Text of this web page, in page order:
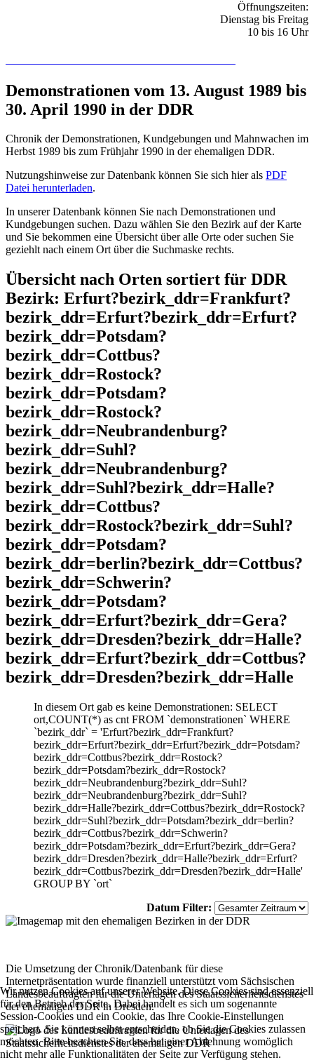
Öffnungszeiten:
Dienstag bis Freitag
10 bis 16 Uhr
Demonstrationen vom 13. August 1989 bis
30. April 1990 in der DDR
Chronik der Demonstrationen, Kundgebungen und Mahnwachen im
Herbst 1989 bis zum Frühjahr 1990 in der ehemaligen DDR.
Nutzungshinweise zur Datenbank können Sie sich hier als PDF
Datei herunterladen.
In unserer Datenbank können Sie nach Demonstrationen und
Kundgebungen suchen. Dazu wählen Sie den Bezirk auf der Karte
und Sie bekommen eine Übersicht über alle Orte oder suchen Sie
geziehlt nach einem Ort über die Suchmaske rechts.
Übersicht nach Orten sortiert für DDR
Bezirk: Erfurt?bezirk_ddr=Frankfurt?
bezirk_ddr=Erfurt?bezirk_ddr=Erfurt?
bezirk_ddr=Potsdam?
bezirk_ddr=Cottbus?
bezirk_ddr=Rostock?
bezirk_ddr=Potsdam?
bezirk_ddr=Rostock?
bezirk_ddr=Neubrandenburg?
bezirk_ddr=Suhl?
bezirk_ddr=Neubrandenburg?
bezirk_ddr=Suhl?bezirk_ddr=Halle?
bezirk_ddr=Cottbus?
bezirk_ddr=Rostock?bezirk_ddr=Suhl?
bezirk_ddr=Potsdam?
bezirk_ddr=berlin?bezirk_ddr=Cottbus?
bezirk_ddr=Schwerin?
bezirk_ddr=Potsdam?
bezirk_ddr=Erfurt?bezirk_ddr=Gera?
bezirk_ddr=Dresden?bezirk_ddr=Halle?
bezirk_ddr=Erfurt?bezirk_ddr=Cottbus?
bezirk_ddr=Dresden?bezirk_ddr=Halle
In diesem Ort gab es keine Demonstrationen: SELECT
ort,COUNT(*) as cnt FROM `demonstrationen` WHERE
`bezirk_ddr` = 'Erfurt?bezirk_ddr=Frankfurt?
bezirk_ddr=Erfurt?bezirk_ddr=Erfurt?bezirk_ddr=Potsdam?
bezirk_ddr=Cottbus?bezirk_ddr=Rostock?
bezirk_ddr=Potsdam?bezirk_ddr=Rostock?
bezirk_ddr=Neubrandenburg?bezirk_ddr=Suhl?
bezirk_ddr=Neubrandenburg?bezirk_ddr=Suhl?
bezirk_ddr=Halle?bezirk_ddr=Cottbus?bezirk_ddr=Rostock?
bezirk_ddr=Suhl?bezirk_ddr=Potsdam?bezirk_ddr=berlin?
bezirk_ddr=Cottbus?bezirk_ddr=Schwerin?
bezirk_ddr=Potsdam?bezirk_ddr=Erfurt?bezirk_ddr=Gera?
bezirk_ddr=Dresden?bezirk_ddr=Halle?bezirk_ddr=Erfurt?
bezirk_ddr=Cottbus?bezirk_ddr=Dresden?bezirk_ddr=Halle'
GROUP BY `ort`
Datum Filter:
Die Umsetzung der Chronik/Datenbank für diese
Internetpräsentation wurde finanziell unterstützt vom Sächsischen
Landesbeauftragten für die Unterlagen des Staatssicherheitsdienstes
der ehemaligen DDR in Dresden.
Wir nutzen Cookies auf unserer Website. Diese Cookies sind essenziell
für den Betrieb der Seite. Dabei handelt es sich um sogenannte
Session-Cookies und ein Cookie, das Ihre Cookie-Einstellungen
speichert. Sie können selbst entscheiden, ob Sie die Cookies zulassen
möchten. Bitte beachten Sie, dass bei einer Ablehnung womöglich
nicht mehr alle Funktionalitäten der Seite zur Verfügung stehen.